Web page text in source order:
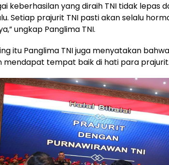
keberhasilan yang diraih TNI tidak lepas
Setiap prajurit TNI pasti akan selalu
ungkap Panglima TNI.
itu Panglima TNI juga menyatakan
mendapat tempat baik di hati para prajurit.